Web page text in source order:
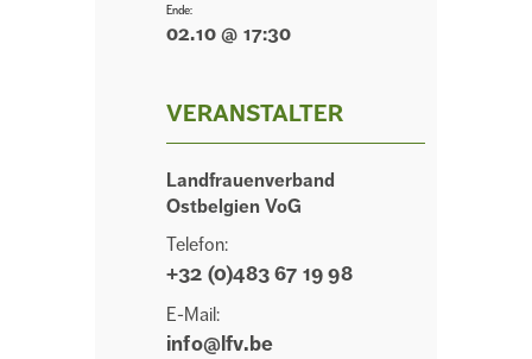
Ende:
02.10 @ 17:30
VERANSTALTER
Landfrauenverband
Ostbelgien VoG
Telefon:
+32 (0)483 67 19 98
E-Mail:
info@lfv.be